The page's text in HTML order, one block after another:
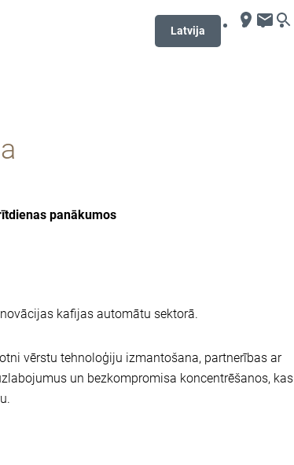
Latvija
panākumos
kafijas automātu sektorā.
vērstu tehnoloģiju izmantošana, partnerības ar
un bezkompromisa koncentrēšanos, kas